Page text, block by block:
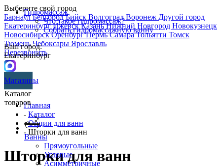
Выберите свой город
БарнаулБелгородБийск ВолгоградВоронеж Другой город
ЕкатеринбургИжевскКазаньНижний Новгород Новокузнецк
НовосибирскОренбургПермьСамараТольятти Томск
ТюменьЧебоксары Ярославль
Перезвонить
Гидромассаж
Что такое гидромассаж?
Собрать гидромассажную ванну
Ваш город:
Екатеринбург
Магазины
Каталог
товаров
Ванны
Прямоугольные
Угловые
Асимметричные
Главная
- Каталог
-Опции для ванн
- Шторки для ванн
Шторки для ванн